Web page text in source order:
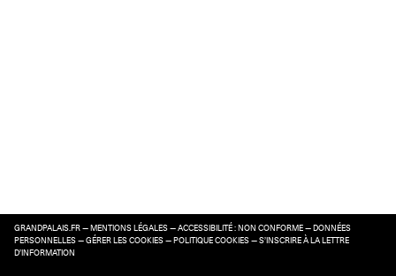
GRANDPALAIS.FR — MENTIONS LÉGALES — ACCESSIBILITÉ : NON CONFORME — DONNÉES
PERSONNELLES — GÉRER LES COOKIES — POLITIQUE COOKIES — S’INSCRIRE À LA LETTRE
D’INFORMATION